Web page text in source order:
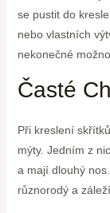
se pustit do
nebo vlastních
nekonečné
Časté
Při kreslení
mýty. Jedním z
a mají dlouhý
různorodý a